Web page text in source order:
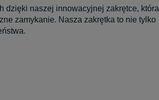
dzięki naszej innowacyjnej zakrętce, która
zamykanie. Nasza zakrętka to nie tylko